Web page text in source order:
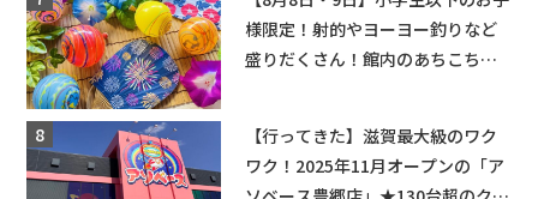
様限定！射的やヨーヨー釣りなど
盛りだくさん！館内のあちこちに
【行ってきた】滋賀最大級のワク
ワク！2025年11月オープンの「ア